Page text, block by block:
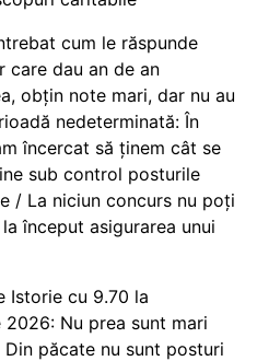
cum le răspunde
care dau an de an
obțin note mari, dar nu au
nedeterminată: În
încercat să ținem cât se
sub control posturile
/ La niciun concurs nu poți
început asigurarea unui
Istorie cu 9.70 la
2026: Nu prea sunt mari
păcate nu sunt posturi